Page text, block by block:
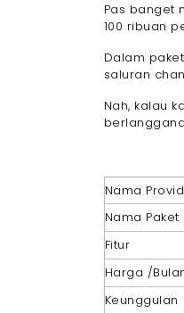
Pas banget
100 ribuan
Dalam
saluran
Nah, kalau
Nama
Nama Paket
Fitur
Harga /
Keunggulan